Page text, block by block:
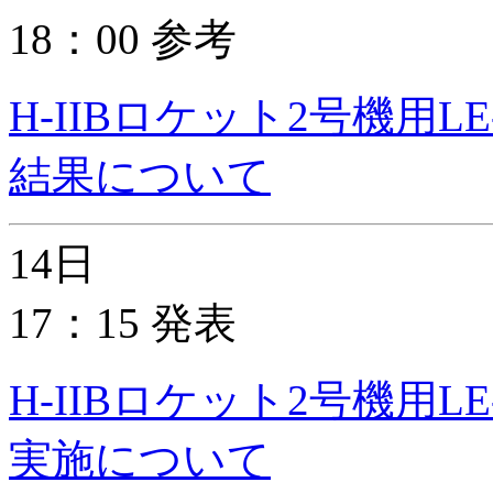
18：00 参考
H-IIBロケット2号機用
結果について
14日
17：15 発表
H-IIBロケット2号機用
実施について